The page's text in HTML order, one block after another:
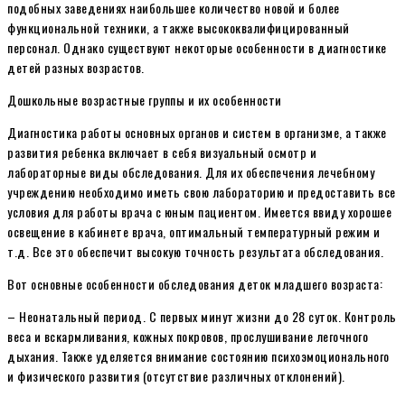
подобных заведениях наибольшее количество новой и более
функциональной техники, а также высококвалифицированный
персонал. Однако существуют некоторые особенности в диагностике
детей разных возрастов.
Дошкольные возрастные группы и их особенности
Диагностика работы основных органов и систем в организме, а также
развития ребенка включает в себя визуальный осмотр и
лабораторные виды обследования. Для их обеспечения лечебному
учреждению необходимо иметь свою лабораторию и предоставить все
условия для работы врача с юным пациентом. Имеется ввиду хорошее
освещение в кабинете врача, оптимальный температурный режим и
т.д. Все это обеспечит высокую точность результата обследования.
Вот основные особенности обследования деток младшего возраста:
– Неонатальный период. С первых минут жизни до 28 суток. Контроль
веса и вскармливания, кожных покровов, прослушивание легочного
дыхания. Также уделяется внимание состоянию психоэмоционального
и физического развития (отсутствие различных отклонений).